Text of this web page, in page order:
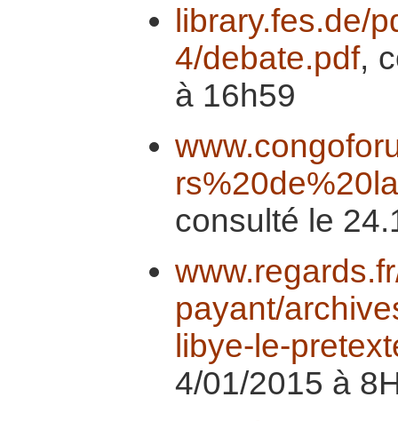
library.fes.de/
4/debate.pdf,
à 16h59
consulté le
payant/
libye-le-
4/01/2015 à